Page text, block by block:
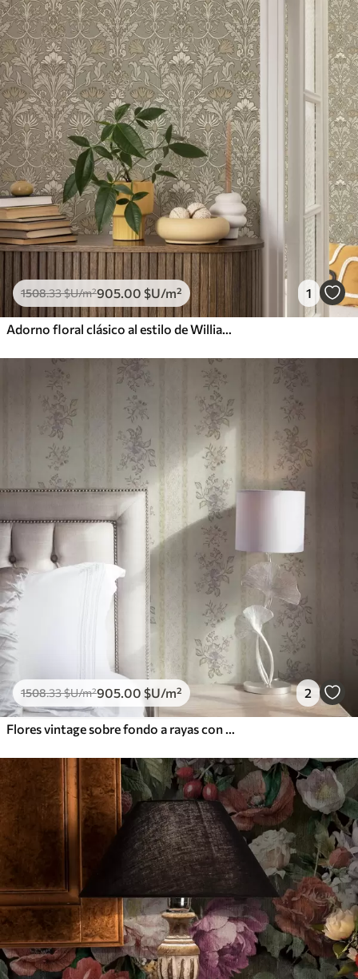
1508.33$U/m²905.00 $U/m² 1
Adorno floral clásico al estilo de William Morris
1508.33$U/m²905.00 $U/m² 2
Flores vintage sobre fondo a rayas con adorno